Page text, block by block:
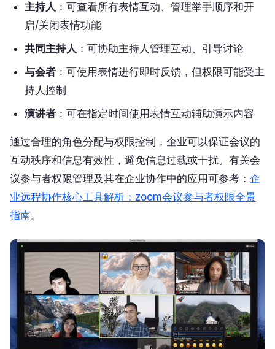
主持人 ：可查看所有表情互动、管理举手顺序和开
启/关闭表情功能
共同主持人 ：可协助主持人管理互动、引导讨论
与会者 ：可使用表情进行即时反馈，但权限可能受主
持人控制
演讲者 ：可在指定时间使用表情互动辅助演示内容
通过合理的角色分配与权限控制，企业可以保证会议的
互动秩序和信息有效性，避免信息过载或干扰。有关会
议参与者权限管理及其在企业协作中的应用可参考： 企
业远程协作核心工具解析：zoom会议参与者权限全景
指南。